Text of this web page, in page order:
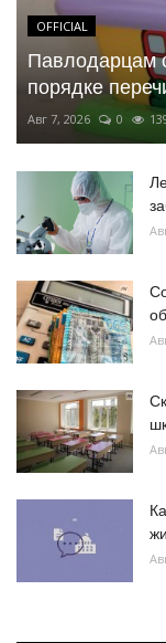
OFFICIAL
Павлодарцам
порядке
Авг 7, 2026 0